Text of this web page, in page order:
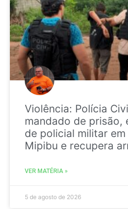
Violência: Polícia
mandado de prisão,
de policial militar em
Mipibu e recupera
VER MATÉRIA »
5 de agosto de 2026